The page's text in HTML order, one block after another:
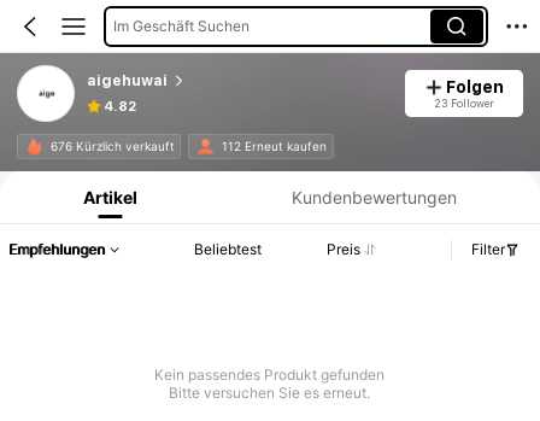
Im Geschäft Suchen
aigehuwai
4.82
Folgen
23 Follower
676 Kürzlich verkauft 112 Erneut kaufen
Produktinformation: Preisangabe, Verkaufs- und Lagerbestandsdetails.
Artikel Kundenbewertungen
Empfehlungen Beliebtest Preis Filter
Kein passendes Produkt gefunden
Bitte versuchen Sie es erneut.